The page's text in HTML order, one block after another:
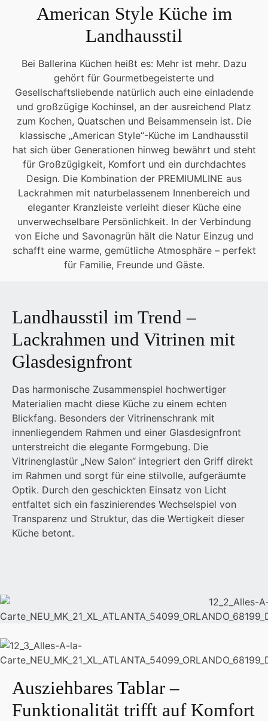
American Style Küche im
Landhausstil
Bei Ballerina Küchen heißt es: Mehr ist mehr. Dazu
gehört für Gourmetbegeisterte und
Gesellschaftsliebende natürlich auch eine einladende
und großzügige Kochinsel, an der ausreichend Platz
zum Kochen, Quatschen und Beisammensein ist. Die
klassische „American Style“-Küche im Landhausstil
hat sich über Generationen hinweg bewährt und steht
für Großzügigkeit, Komfort und ein durchdachtes
Design. Die Kombination der PREMIUMLINE aus
Lackrahmen mit naturbelassenem Innenbereich und
eleganter Kranzleiste verleiht dieser Küche eine
unverwechselbare Persönlichkeit. In der Verbindung
von Eiche und Savonagrün hält die Natur Einzug und
schafft eine warme, gemütliche Atmosphäre – perfekt
für Familie, Freunde und Gäste.
Landhausstil im Trend –
Lackrahmen und Vitrinen mit
Glasdesignfront
Das harmonische Zusammenspiel hochwertiger
Materialien macht diese Küche zu einem echten
Blickfang. Besonders der Vitrinenschrank mit
innenliegendem Rahmen und einer Glasdesignfront
unterstreicht die elegante Formgebung. Die
Vitrinenglastür „New Salon“ integriert den Griff direkt
im Rahmen und sorgt für eine stilvolle, aufgeräumte
Optik. Durch den geschickten Einsatz von Licht
entfaltet sich ein faszinierendes Wechselspiel von
Transparenz und Struktur, das die Wertigkeit dieser
Küche betont.
Ausziehbares Tablar –
Funktionalität trifft auf Komfort